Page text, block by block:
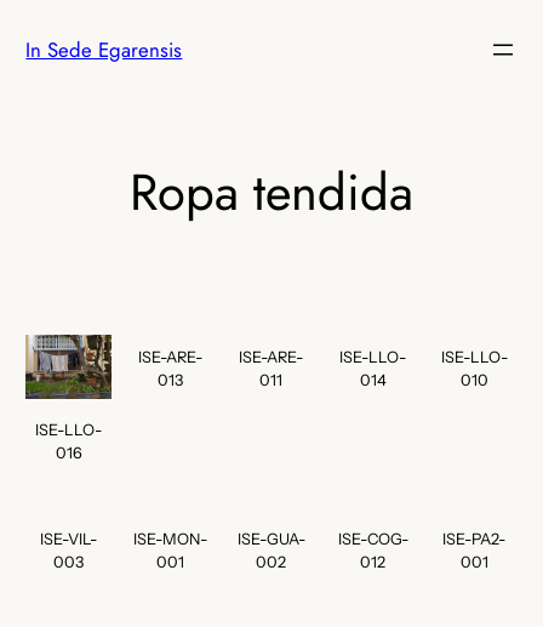
In Sede Egarensis
Ropa tendida
ISE-LLO-
016
ISE-ARE-
013
ISE-ARE-
011
ISE-LLO-
014
ISE-LLO-
010
ISE-VIL-
003
ISE-MON-
001
ISE-GUA-
002
ISE-COG-
012
ISE-PA2-
001